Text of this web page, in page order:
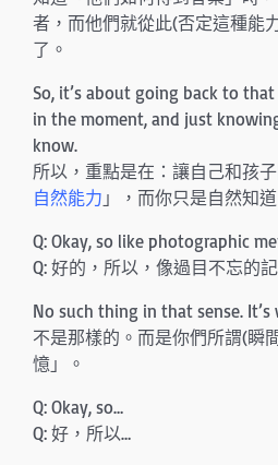
者，而他們就從此(否定這種能
了。
So, it’s about going back to
in the moment, and just
know.
所以，重點是在：讓自己和孩子
自然能力 」，而你只是自然知
Q: Okay, so like photographic
Q: 好的，所以，像過目不忘的
No such thing in that sense.
不是那樣的。而是你們所謂(瞬
憶」。
Q: Okay, so…
Q: 好，所以…